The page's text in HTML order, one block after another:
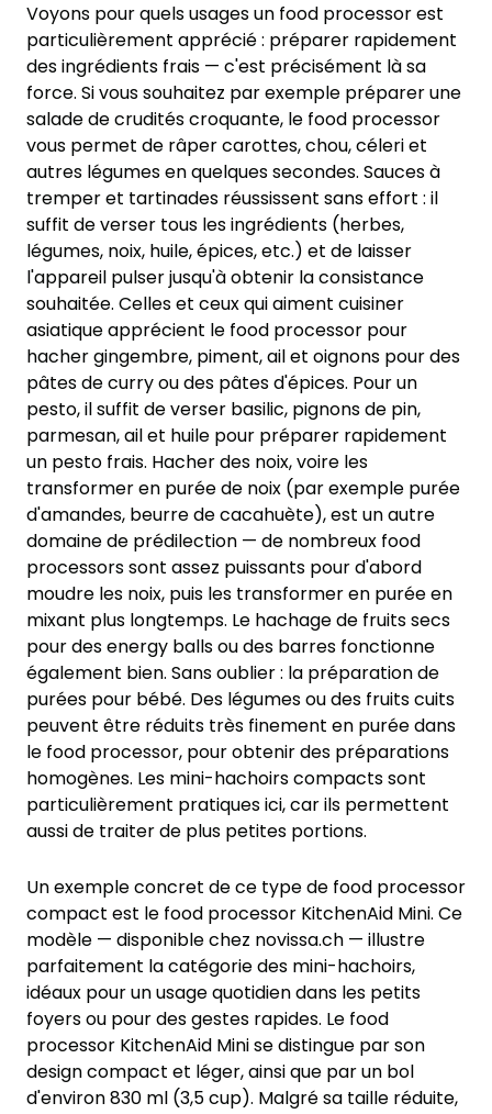
Voyons pour quels usages un food processor est
particulièrement apprécié : préparer rapidement
des ingrédients frais — c'est précisément là sa
force. Si vous souhaitez par exemple préparer une
salade de crudités croquante, le food processor
vous permet de râper carottes, chou, céleri et
autres légumes en quelques secondes. Sauces à
tremper et tartinades réussissent sans effort : il
suffit de verser tous les ingrédients (herbes,
légumes, noix, huile, épices, etc.) et de laisser
l'appareil pulser jusqu'à obtenir la consistance
souhaitée. Celles et ceux qui aiment cuisiner
asiatique apprécient le food processor pour
hacher gingembre, piment, ail et oignons pour des
pâtes de curry ou des pâtes d'épices. Pour un
pesto, il suffit de verser basilic, pignons de pin,
parmesan, ail et huile pour préparer rapidement
un pesto frais. Hacher des noix, voire les
transformer en purée de noix (par exemple purée
d'amandes, beurre de cacahuète), est un autre
domaine de prédilection — de nombreux food
processors sont assez puissants pour d'abord
moudre les noix, puis les transformer en purée en
mixant plus longtemps. Le hachage de fruits secs
pour des energy balls ou des barres fonctionne
également bien. Sans oublier : la préparation de
purées pour bébé. Des légumes ou des fruits cuits
peuvent être réduits très finement en purée dans
le food processor, pour obtenir des préparations
homogènes. Les mini-hachoirs compacts sont
particulièrement pratiques ici, car ils permettent
aussi de traiter de plus petites portions.
Un exemple concret de ce type de food processor
compact est le food processor KitchenAid Mini. Ce
modèle — disponible chez novissa.ch — illustre
parfaitement la catégorie des mini-hachoirs,
idéaux pour un usage quotidien dans les petits
foyers ou pour des gestes rapides. Le food
processor KitchenAid Mini se distingue par son
design compact et léger, ainsi que par un bol
d'environ 830 ml (3,5 cup). Malgré sa taille réduite,